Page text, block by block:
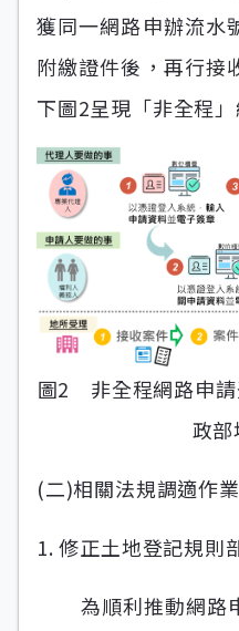
獲同一網路申辦流水
附繳證件後，再行接
下圖2呈現「非全程
圖2 非全程網路申請
政
(二)相關法規調適作業
1. 修正土地登記規則
為順利推動網路